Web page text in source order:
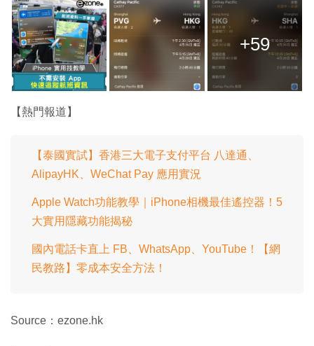
+59
【熱門報道】
【泰國實試】香港三大電子支付平台 八達通、
AlipayHK、WeChat Pay 應用實況
Apple Watch功能教學｜iPhone相機最佳遙控器！5
大實用隱藏功能揭秘
國內電話卡直上 FB、WhatsApp、YouTube！【網
民教路】零成本安全方法！
Source：ezone.hk